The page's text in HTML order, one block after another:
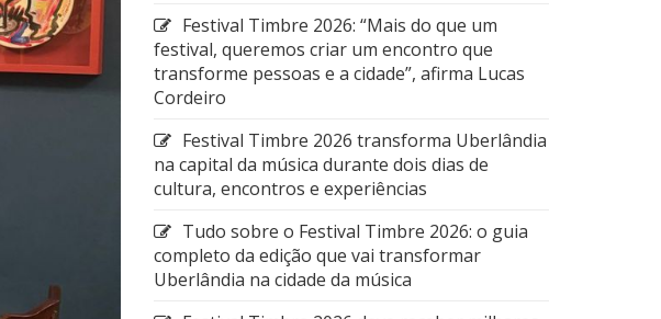
Festival Timbre 2026: “Mais do que um
festival, queremos criar um encontro que
transforme pessoas e a cidade”, afirma Lucas
Cordeiro
Festival Timbre 2026 transforma Uberlândia
na capital da música durante dois dias de
cultura, encontros e experiências
Tudo sobre o Festival Timbre 2026: o guia
completo da edição que vai transformar
Uberlândia na cidade da música